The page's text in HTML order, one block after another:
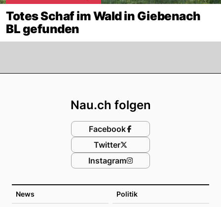
Totes Schaf im Wald in Giebenach
BL gefunden
News Politik
Nau.ch folgen
Facebook
Twitter
Instagram